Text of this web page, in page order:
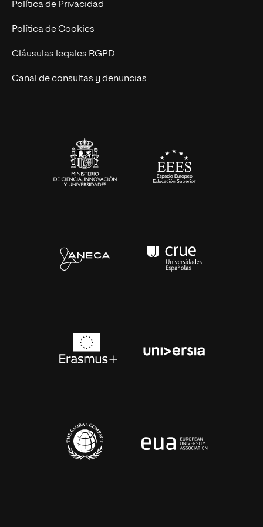
Cursos Universitarios
Actualidad
UNIR Revista
Eventos
Política de Privacidad
Política de Cookies
Cláusulas legales RGPD
Canal de consultas y denuncias